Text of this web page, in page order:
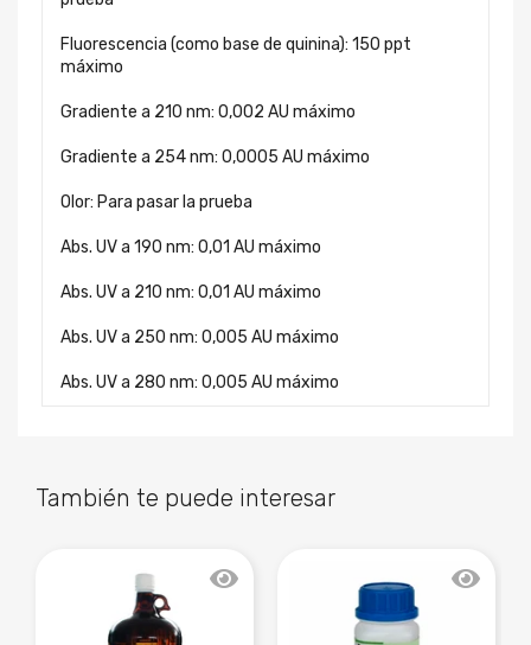
Fluorescencia (como base de quinina): 150 ppt
máximo
Gradiente a 210 nm: 0,002 AU máximo
Gradiente a 254 nm: 0,0005 AU máximo
Olor: Para pasar la prueba
Abs. UV a 190 nm: 0,01 AU máximo
Abs. UV a 210 nm: 0,01 AU máximo
Abs. UV a 250 nm: 0,005 AU máximo
Abs. UV a 280 nm: 0,005 AU máximo
También te puede interesar